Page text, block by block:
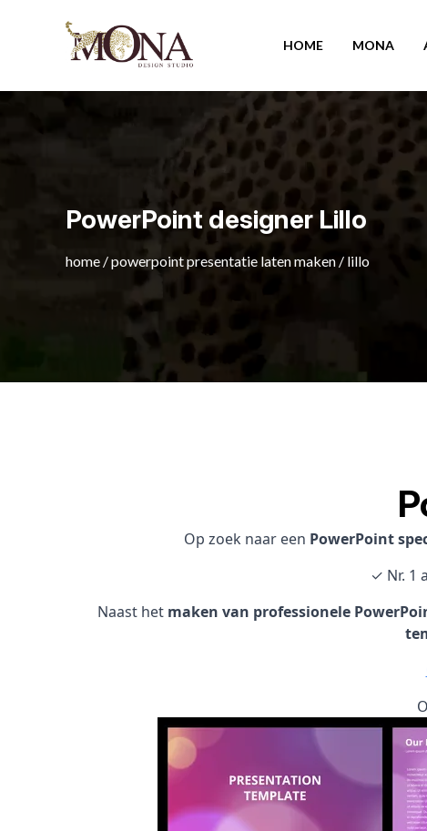
HOME MONA
PowerPoint designer Lillo
home /powerpoint presentatie laten maken/ lillo
Op zoek naar een PowerPoint
✓ Nr. 1
Naast het maken van professionele